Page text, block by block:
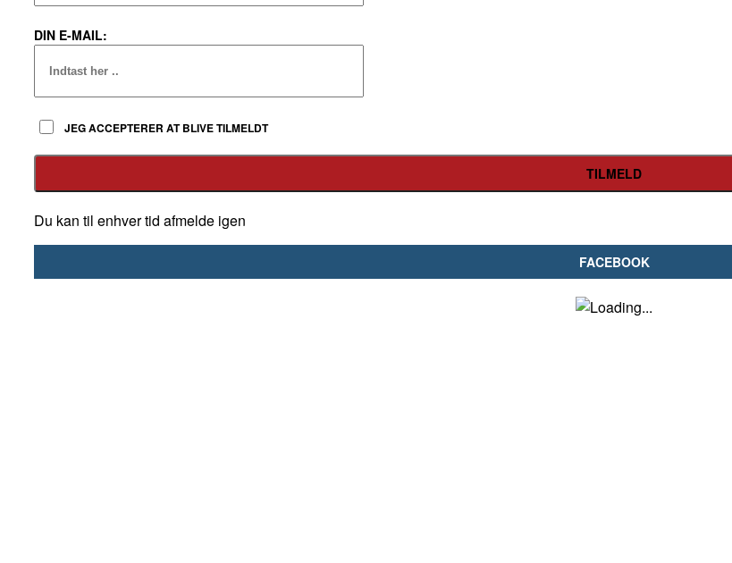
DIN E-MAIL:
JEG ACCEPTERER AT BLIVE TILMELDT
Du kan til enhver tid afmelde igen
FACEBOOK